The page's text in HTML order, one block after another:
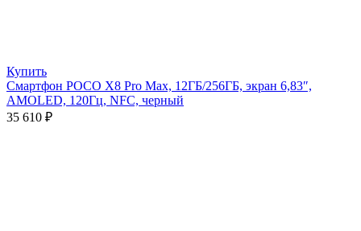
Купить
Смартфон POCO X8 Pro Max, 12ГБ/256ГБ, экран 6,83″,
AMOLED, 120Гц, NFC, черный
35 610 ₽